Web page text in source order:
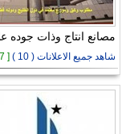
مصانع انتاج وذات جوده
شاهد جميع الاعلانات ( 10 ) [ 17-3-2018 ]